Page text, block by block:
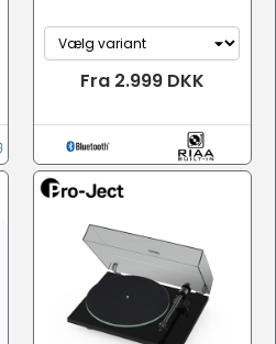
Fra 2.999 DKK